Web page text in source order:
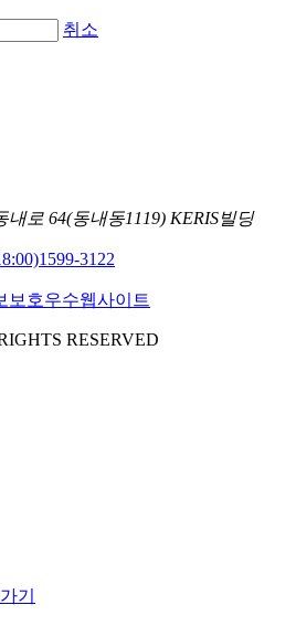
취소
로 64(동내동1119) KERIS빌딩
1599-3122
RESERVED
기